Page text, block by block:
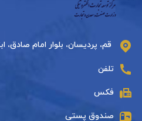
قم، پردیسان، بلوار امام صادق،
تلفن
فکس
صندوق پستی